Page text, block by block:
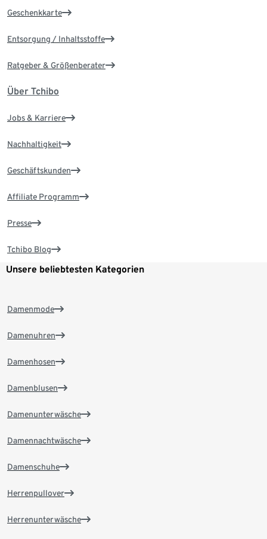
Geschenkkarte
Entsorgung / Inhaltsstoffe
Ratgeber & Größenberater
Über Tchibo
Jobs & Karriere
Nachhaltigkeit
Geschäftskunden
Affiliate Programm
Presse
Tchibo Blog
Unsere beliebtesten Kategorien
Damenmode
Damenuhren
Damenhosen
Damenblusen
Damenunterwäsche
Damennachtwäsche
Damenschuhe
Herrenpullover
Herrenunterwäsche